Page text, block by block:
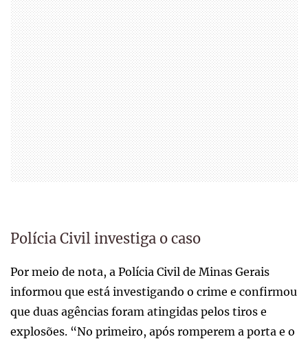
Polícia Civil investiga o caso
Por meio de nota, a Polícia Civil de Minas Gerais
informou que está investigando o crime e confirmou
que duas agências foram atingidas pelos tiros e
explosões. “No primeiro, após romperem a porta e o